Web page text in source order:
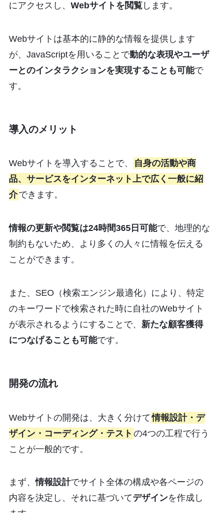
にアクセスし、 Webサイトを閲覧します。
Webサイトは基本的に静的な情報を提供します
が、JavaScriptを用いることで動的な表現やユーザ
ーとのインタラクションを実現することも可能で
す。
導入のメリット
Webサイトを導入することで、
自身の活動や商
品、サービスをインターネット上で広く一般に紹
介できます。
情報の更新や閲覧は24時間365日可能で、地理的な
制約もないため、より多くの人々に情報を伝える
ことができます。
また、SEO（検索エンジン最適化）により、特定
のキーワードで検索された時に自社のWebサイト
が表示されるようにすることで、 新たな顧客獲得
につなげることも可能です。
開発の流れ
Webサイトの開発は、大きく分けて情報設計・デ
ザイン・コーディング・テスト の4つの工程で行う
ことが一般的です。
まず、情報設計でサイト全体の構成や各ページの
内容を決定し、それに基づいてデザインを作成し